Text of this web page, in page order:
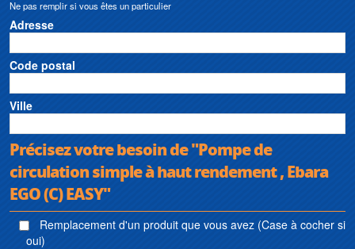
Ne pas remplir si vous êtes un particulier
Adresse
Code postal
Ville
Précisez votre besoin de "Pompe de
circulation simple à haut rendement , Ebara
EGO (C) EASY"
Remplacement d'un produit que vous avez (Case à cocher si
oui)